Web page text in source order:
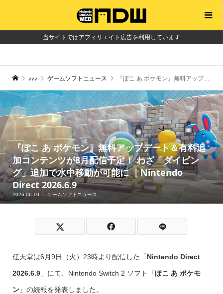
当サイトではアフィリエイト広告を利用しています
♪♪♪ ゲームソフトニュース 『ぽこ あ ポケモン』無料アップデート＆有料追加コンテンツが8月配信予定！ わざ「ダイビング」追加で水中移動が可能に ｜Nintendo Direct 2026.6.9
『ぽこ あ ポケモン』無料アップデート＆有料追
加コンテンツが8月配信予定！ わざ「ダイビン
グ」追加で水中移動が可能に ｜Nintendo
Direct 2026.6.9
2026.06.10 ゲームソフトニュース
任天堂は6月9日（火）23時より配信した「Nintendo Direct
2026.6.9」にて、Nintendo Switch 2 ソフト『ぽこ あ ポケモ
ン』の続報を発表しました。